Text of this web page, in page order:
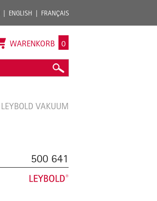
ENGLISH FRANÇAIS
WARENKORB 0
LEYBOLD VAKUUM
500 641